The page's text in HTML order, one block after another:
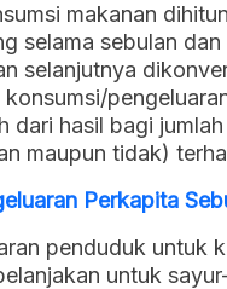
makanan
selama sebulan
selanjutnya
dari hasil bagi
maupun tidak)
Perkapita
penduduk untuk
untuk